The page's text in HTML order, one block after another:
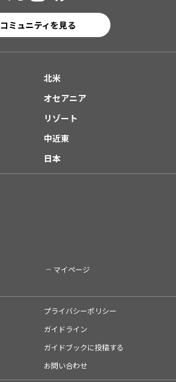
コミュニティを見る
北米
オセアニア
リゾート
中近東
日本
マイページ
プライバシーポリシー
ガイドライン
ガイドブックに投稿する
お問い合わせ